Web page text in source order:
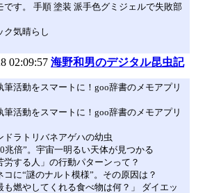
です。 手順 塗装 派手色グミジェルで失敗部
ク気晴らし
02:09:57 海野和男のデジタル昆虫記
筆活動をスマートに！goo辞書のメモアプリ
筆活動をスマートに！goo辞書のメモアプリ
ドラトリバネアゲハの幼虫
兆倍”。宇宙一明るい天体が見つかる
労する人」の行動パターンって？
コに“謎のナルト模様”。その原因は？
も燃やしてくれる食べ物は何？」 ダイエッ